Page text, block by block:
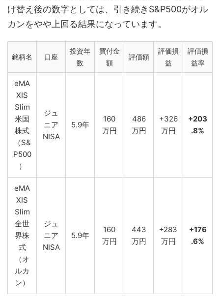
け替え後の数字としては、引き続きS&P500がオル
カンをやや上回る結果になっています。
銘柄名 口座
投資年
数
買付金
額
評価額
評価損
益
評価損
益率
eMA
XIS
Slim
米国
株式
（S&
P500
）
ジュ
ニア
NISA
5.9年
160
万円
486
万円
+326
万円
+203
.8%
eMA
XIS
Slim
全世
界株
式
（オ
ルカ
ン）
ジュ
ニア
NISA
5.9年
160
万円
443
万円
+283
万円
+176
.6%